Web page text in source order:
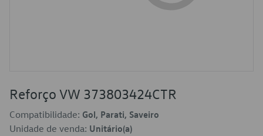
Reforço VW 373803424CTR
Compatibilidade: Gol, Parati, Saveiro
Unidade de venda: Unitário(a)